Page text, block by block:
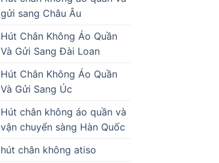
gửi sang Châu Âu
Hút Chân Không Áo Quần
Và Gửi Sang Đài Loan
Hút Chân Không Áo Quần
Và Gửi Sang Úc
Hút chân không áo quần và
vận chuyển sàng Hàn Quốc
hút chân không atiso